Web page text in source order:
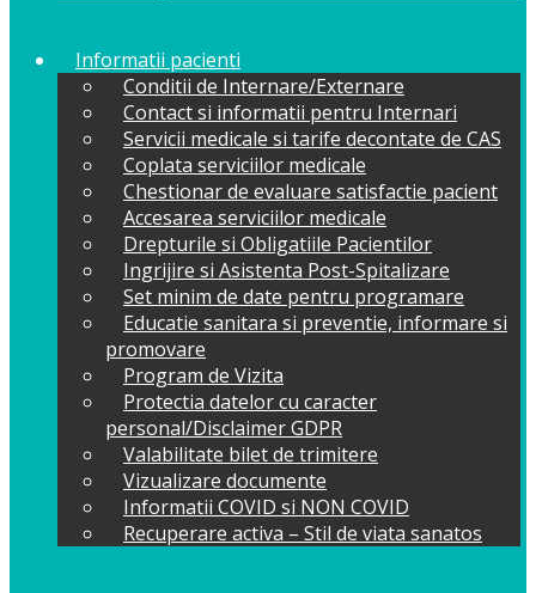
Informatii pacienti
Conditii de Internare/Externare
Contact si informatii pentru Internari
Servicii medicale si tarife decontate de CAS
Coplata serviciilor medicale
Chestionar de evaluare satisfactie pacient
Accesarea serviciilor medicale
Drepturile si Obligatiile Pacientilor
Ingrijire si Asistenta Post-Spitalizare
Set minim de date pentru programare
Educatie sanitara si preventie, informare si
promovare
Program de Vizita
Protectia datelor cu caracter
personal/Disclaimer GDPR
Valabilitate bilet de trimitere
Vizualizare documente
Informatii COVID si NON COVID
Recuperare activa – Stil de viata sanatos